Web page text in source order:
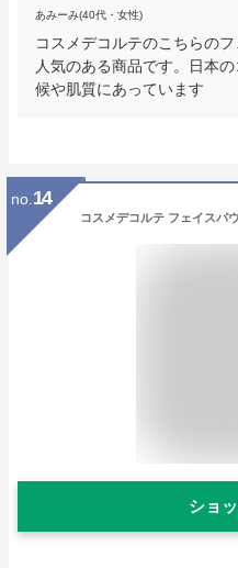
あみーみ(40代・女性)
コスメデコルテのこちらの
人気のある商品です。日本
候や肌質にあっています
no. 14
ショ